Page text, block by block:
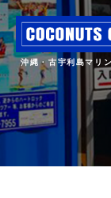
沖縄・古宇利島マリ